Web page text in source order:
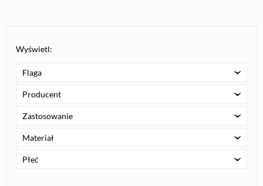
Wyświetl:
Flaga
Producent
Zastosowanie
Materiał
Płeć